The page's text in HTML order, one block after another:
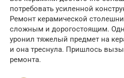
потребовать усиленной
Ремонт керамической
сложным и дорогостоящим.
уронил тяжелый предмет на
и она треснула. Пришлось
ремонта.